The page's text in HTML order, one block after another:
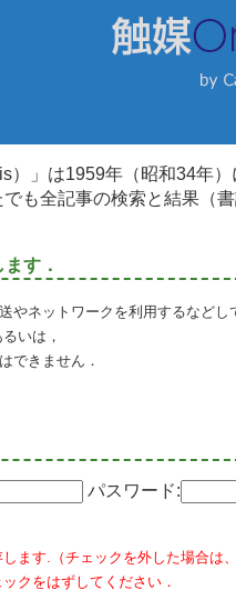
）」は1959年（昭和34年
も全記事の検索と結果（
す．
やネットワークを利用するなど
いは，
できません．
パスワード:
ます.（チェックを外した場合は
クをはずしてください．